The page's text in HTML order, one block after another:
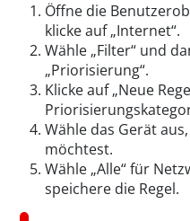
Öffne die
klicke auf „Internet“.
Wähle „Filter“ und
„Priorisierung“.
Klicke auf „Neue
Wähle das Gerät
möchtest.
Wähle „Alle“ für
speichere die Regel.